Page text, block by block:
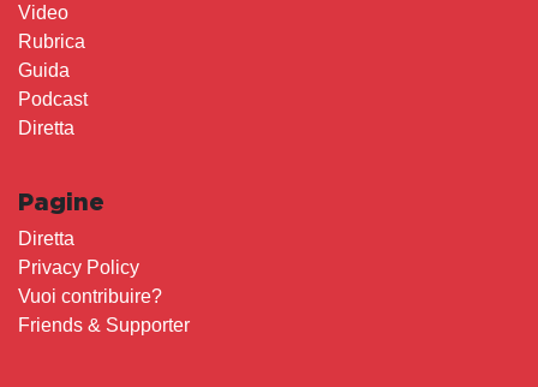
Video
Rubrica
Guida
Podcast
Diretta
Pagine
Diretta
Privacy Policy
Vuoi contribuire?
Friends & Supporter